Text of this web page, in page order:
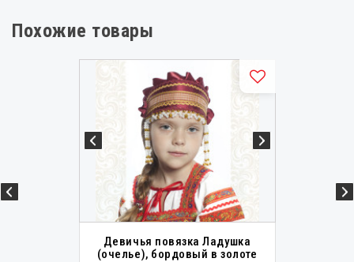
Похожие товары
Девичья повязка Ладушка
(очелье), бордовый в золоте